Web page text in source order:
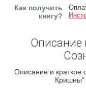
Как получить
книгу?
Описание
Описание и краткое
Кришны"